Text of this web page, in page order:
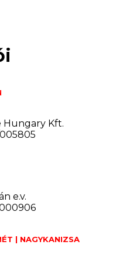
Hungary Kft.
e.v.
| NAGYKANIZSA